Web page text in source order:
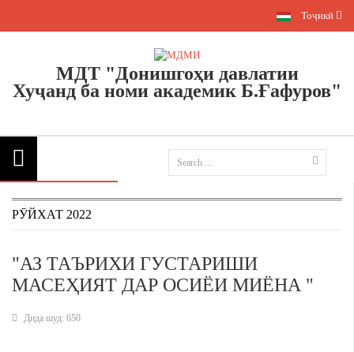
Тоҷикӣ
МДТ "Донишгоҳи давлатии
Хуҷанд ба номи академик Б.Ғафуров"
РӮЙХАТ 2022
"АЗ ТАЪРИХИ ГУСТАРИШИ
МАСЕҲИЯТ ДАР ОСИЁИ МИЁНА "
Дида шуд: 650